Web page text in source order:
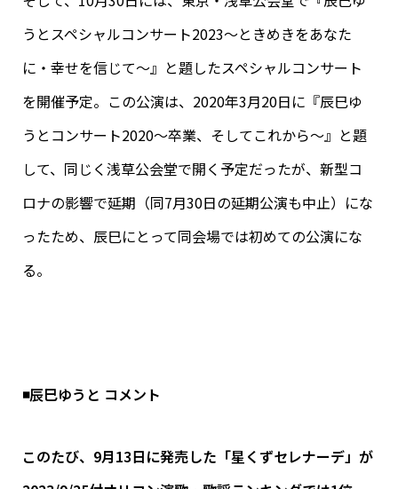
うとスペシャルコンサート2023～ときめきをあなた
に・幸せを信じて～』と題したスペシャルコンサート
を開催予定。この公演は、2020年3月20日に『辰巳ゆ
うとコンサート2020～卒業、そしてこれから～』と題
して、同じく浅草公会堂で開く予定だったが、新型コ
ロナの影響で延期（同7月30日の延期公演も中止）にな
ったため、辰巳にとって同会場では初めての公演にな
る。
◾️辰巳ゆうと コメント
このたび、9月13日に発売した「星くずセレナーデ」が